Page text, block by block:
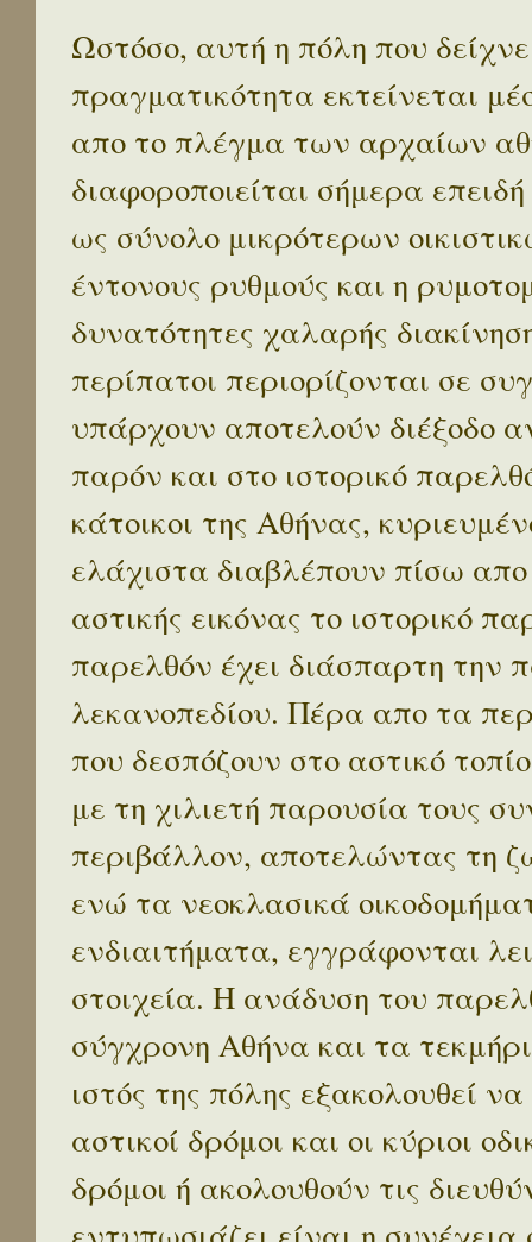
Ωστόσο, αυτή η πόλη που
πραγματικότητα εκτείνεται
απο το πλέγμα των αρχαίων
διαφοροποιείται σήμερα
ως σύνολο μικρότερων
έντονους ρυθμούς και η
δυνατότητες χαλαρής
περίπατοι περιορίζονται σε
υπάρχουν αποτελούν διέξοδο
παρόν και στο ιστορικό
κάτοικοι της Αθήνας,
ελάχιστα διαβλέπουν πίσω
αστικής εικόνας το ιστορικό
παρελθόν έχει διάσπαρτη την
λεκανοπεδίου. Πέρα απο τα
που δεσπόζουν στο αστικό
με τη χιλιετή παρουσία τους
περιβάλλον, αποτελώντας τη
ενώ τα νεοκλασικά
ενδιαιτήματα, εγγράφονται
στοιχεία. Η ανάδυση του
σύγχρονη Αθήνα και τα
ιστός της πόλης εξακολουθεί
αστικοί δρόμοι και οι κύριοι
δρόμοι ή ακολουθούν τις